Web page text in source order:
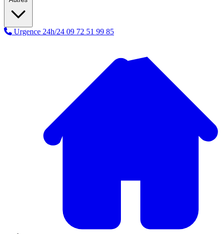
Urgence 24h/24 09 72 51 99 85